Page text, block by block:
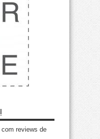
reviews de